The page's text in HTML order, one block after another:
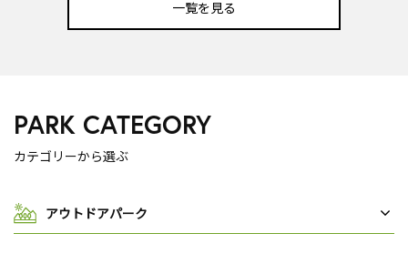
一覧を見る
PARK CATEGORY
カテゴリーから選ぶ
アウトドアパーク